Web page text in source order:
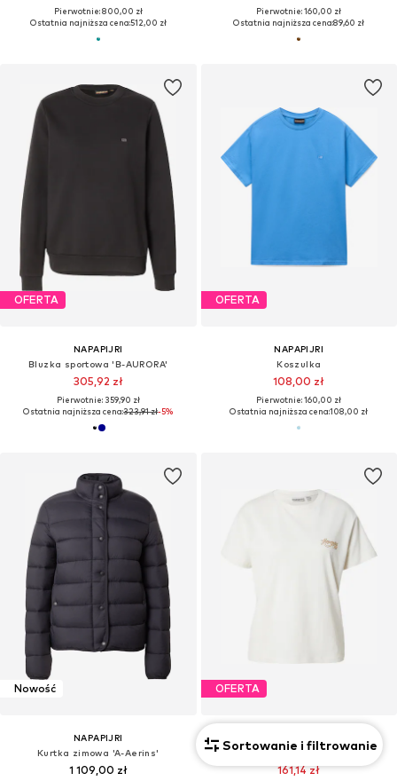
Pierwotnie: 800,00 zł
Ostatnia najniższa cena:512,00 zł
Pierwotnie: 160,00 zł
Ostatnia najniższa cena:89,60 zł
OFERTA
NAPAPIJRI
Bluzka sportowa 'B-AURORA'
305,92 zł
Pierwotnie: 359,90 zł
Ostatnia najniższa cena:323,91 zł-5%
OFERTA
NAPAPIJRI
Koszulka
108,00 zł
Pierwotnie: 160,00 zł
Ostatnia najniższa cena:108,00 zł
Nowość
NAPAPIJRI
Kurtka zimowa 'A-Aerins'
1 109,00 zł
OFERTA
Koszulka 'SALMYS'
161,14 zł
Sortowanie i filtrowanie